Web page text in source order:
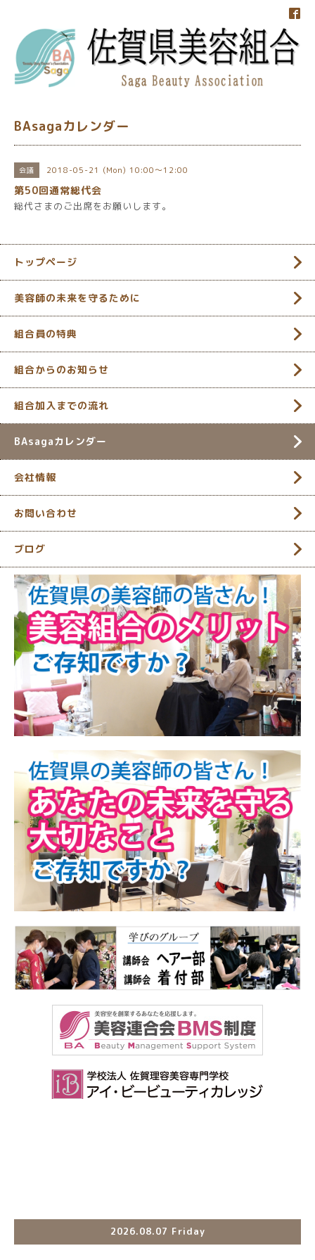
BAsagaカレンダー
会議 2018-05-21 (Mon) 10:00～12:00
第50回通常総代会
総代さまのご出席をお願いします。
トップページ
美容師の未来を守るために
組合員の特典
組合からのお知らせ
組合加入までの流れ
BAsagaカレンダー
会社情報
お問い合わせ
ブログ
2026.08.07 Friday